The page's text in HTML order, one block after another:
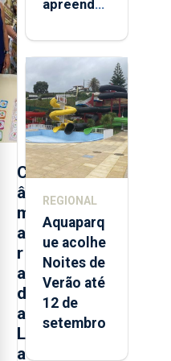
C
â
m
a
r
a
d
a
L
a
apreendeu
toneladas
de
alimentos
entre
2021 e
2025 nos
Açores
REGIONAL
Aquaparq
ue acolhe
Noites de
Verão até
12 de
setembro